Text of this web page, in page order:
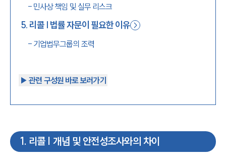
- 민사상 책임 및 실무 리스크
5. 리콜 | 법률 자문이 필요한 이유
- 기업법무그룹의 조력
▶︎ 관련 구성원 바로 보러가기
1 . 리콜 | 개념 및 안전성조사와의 차이